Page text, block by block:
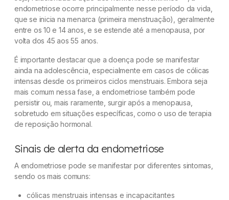
endometriose ocorre principalmente nesse período da vida,
que se inicia na menarca (primeira menstruação), geralmente
entre os 10 e 14 anos, e se estende até a menopausa, por
volta dos 45 aos 55 anos.
É importante destacar que a doença pode se manifestar
ainda na adolescência, especialmente em casos de cólicas
intensas desde os primeiros ciclos menstruais. Embora seja
mais comum nessa fase, a endometriose também pode
persistir ou, mais raramente, surgir após a menopausa,
sobretudo em situações específicas, como o uso de terapia
de reposição hormonal.
Sinais de alerta da endometriose
A endometriose pode se manifestar por diferentes sintomas,
sendo os mais comuns:
cólicas menstruais intensas e incapacitantes